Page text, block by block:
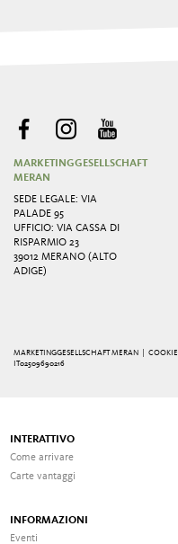
MARKETINGGESELLSCHAFT
MERAN
SEDE LEGALE: VIA
PALADE 95
UFFICIO: VIA CASSA DI
RISPARMIO 23
39012 MERANO (ALTO
ADIGE)
MARKETINGGESELLSCHAFT MERAN | COOKIE
IT02509690216
INTERATTIVO
Come arrivare
Carte vantaggi
INFORMAZIONI
Eventi